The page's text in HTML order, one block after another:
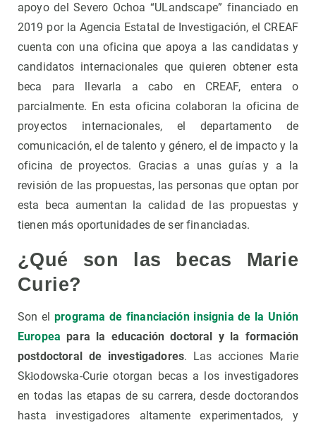
apoyo del Severo Ochoa “ULandscape” financiado en
2019 por la Agencia Estatal de Investigación, el CREAF
cuenta con una oficina que apoya a las candidatas y
candidatos internacionales que quieren obtener esta
beca para llevarla a cabo en CREAF, entera o
parcialmente. En esta oficina colaboran la oficina de
proyectos internacionales, el departamento de
comunicación, el de talento y género, el de impacto y la
oficina de proyectos. Gracias a unas guías y a la
revisión de las propuestas, las personas que optan por
esta beca aumentan la calidad de las propuestas y
tienen más oportunidades de ser financiadas.
¿Qué son las becas Marie
Curie?
Son elprograma de financiación insignia de la Unión
Europea para la educación doctoral y la formación
postdoctoral de investigadores. Las acciones Marie
Skłodowska-Curie otorgan becas a los investigadores
en todas las etapas de su carrera, desde doctorandos
hasta investigadores altamente experimentados, y